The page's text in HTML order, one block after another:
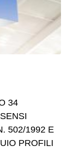
34
502/1992 E
PROFILI